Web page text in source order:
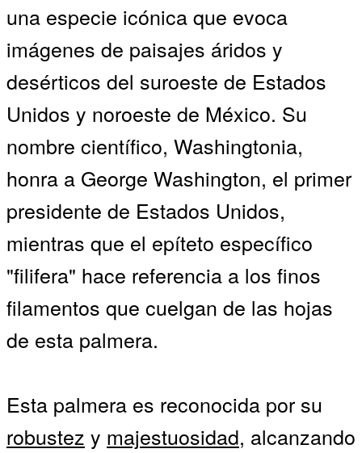
una especie icónica que evoca
imágenes de paisajes áridos y
desérticos del suroeste de Estados
Unidos y noroeste de México. Su
nombre científico, Washingtonia,
honra a George Washington, el primer
presidente de Estados Unidos,
mientras que el epíteto específico
"filifera" hace referencia a los finos
filamentos que cuelgan de las hojas
de esta palmera.
Esta palmera es reconocida por su
robustez y majestuosidad, alcanzando